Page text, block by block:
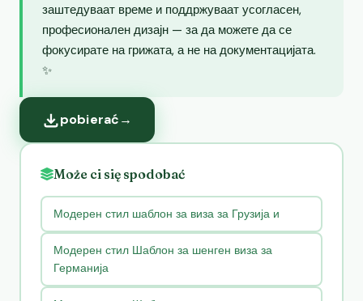
заштедуваат време и поддржуваат усогласен,
професионален дизајн — за да можете да се
фокусирате на грижата, а не на документацијата.
✨
pobierać→
Może ci się spodobać
Модерен стил шаблон за виза за Грузија и
Модерен стил Шаблон за шенген виза за
Германија